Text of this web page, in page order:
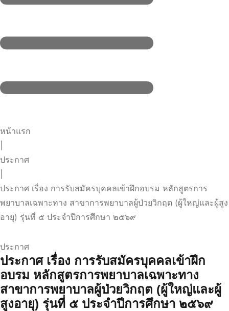
หน้าแรก
ประกาศ
ประกาศ เรื่อง การรับสมัครบุคคลเข้าฝึกอบรม หลักสูตรการ
พยาบาลเฉพาะทาง สาขาการพยาบาลผู้ป่วยวิกฤต (ผู้ใหญ่และผู้สูง
อายุ) รุ่นที่ ๕ ประจำปีการศึกษา ๒๕๖๙
ประกาศ
ประกาศ เรื่อง การรับสมัครบุคคลเข้าฝึก
อบรม หลักสูตรการพยาบาลเฉพาะทาง
สาขาการพยาบาลผู้ป่วยวิกฤต (ผู้ใหญ่และผู้
สูงอายุ) รุ่นที่ ๕ ประจำปีการศึกษา ๒๕๖๙